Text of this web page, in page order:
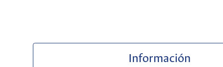
Información